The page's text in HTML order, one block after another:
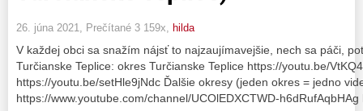
26. júna 2021, Prečítané 3 159x, hilda
V každej obci sa snažím nájsť to najzaujímavejšie, nech sa páči,
Turčianske Teplice: okres Turčianske Teplice https://youtu.be/
https://youtu.be/setHle9jNdc Ďalšie okresy (jeden okres = jedno
https://www.youtube.com/channel/UCOlEDXCTWD-